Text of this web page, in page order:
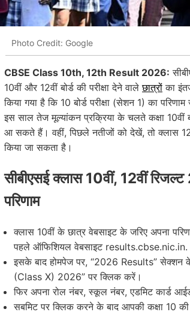
Photo Credit: Google
CBSE Class 10th, 12th Result 2026:
10वीं और 12वीं बोर्ड की परीक्षा देने वालेछात्रों का
किया गया है कि 10 बोर्ड परीक्षा (सेशन 1) का
इस साल तेज मूल्यांकन प्रक्रिया के चलते कक्षा
आ सकते हैं। वहीं, पिछले नतीजों को देखें, तो क्लास
किया जा सकता है।
सीबीएसई क्लास 10वीं, 12वीं
परिणाम
क्लास 10वीं के छात्र वेबसाइट के जरिए अपना
पहले ऑफिशियल वेबसाइट results.cbse.nic.in.
इसके बाद होमपेज पर, “2026 Results”
(Class X) 2026” पर क्लिक करें।
फिर अपना रोल नंबर, स्कूल नंबर, एडमिट कार्ड
सबमिट पर क्लिक करने के बाद आपकी कक्षा 10 की